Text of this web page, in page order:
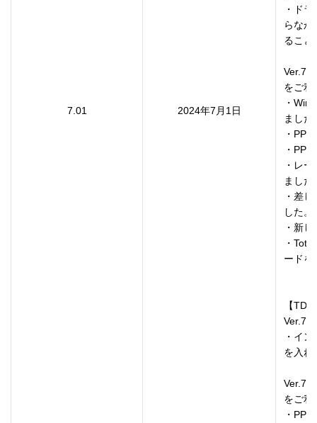
7.01 2024年7月1日
・ド
らな
ること
をご利
・
ました
・PP-
・PP-
・レ
ました
・差
した。
・新
・
ードを
【TD
・イ
を入れ
をご利
・PP-